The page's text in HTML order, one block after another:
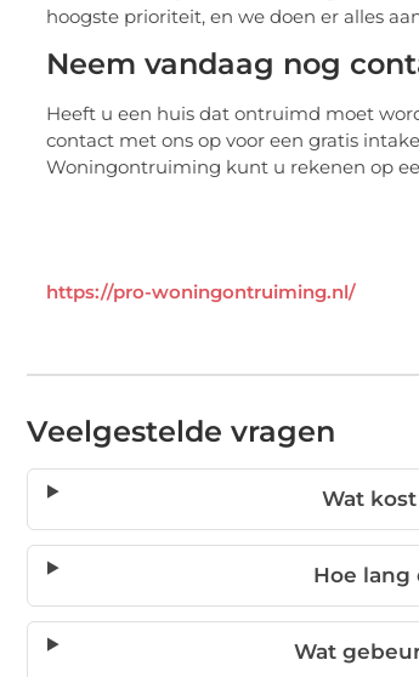
hoogste prioriteit, en we doen er alles
Neem vandaag nog
Heeft u een huis dat ontruimd moet
contact met ons op voor een gratis
Woningontruiming kunt u rekenen op
https://pro-woningontruiming.nl/
Veelgestelde vragen
Wat
Hoe
Wat